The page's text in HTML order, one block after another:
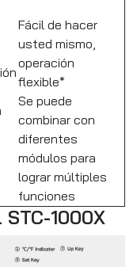
Fácil de hacer
usted mismo,
operación
flexible*
Se puede
combinar con
diferentes
módulos para
lograr múltiples
funciones
1000X